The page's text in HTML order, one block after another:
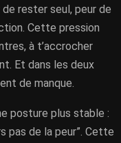
rester seul, peur de
Cette pression
à t’accrocher
Et dans les deux
de manque.
posture plus stable :
pas de la peur”. Cette